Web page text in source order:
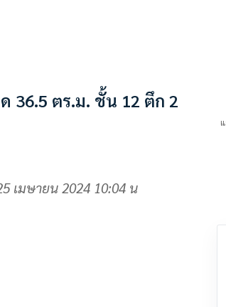
36.5 ตร.ม. ชั้น 12 ตึก 2
เมษายน 2024 10:04 น